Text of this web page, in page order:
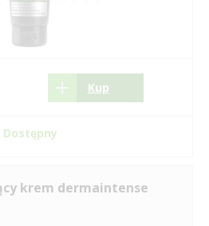
Kup
Dostępny
krem dermaintense